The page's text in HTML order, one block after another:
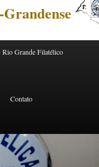
Rio Grande Filatélico
Contato